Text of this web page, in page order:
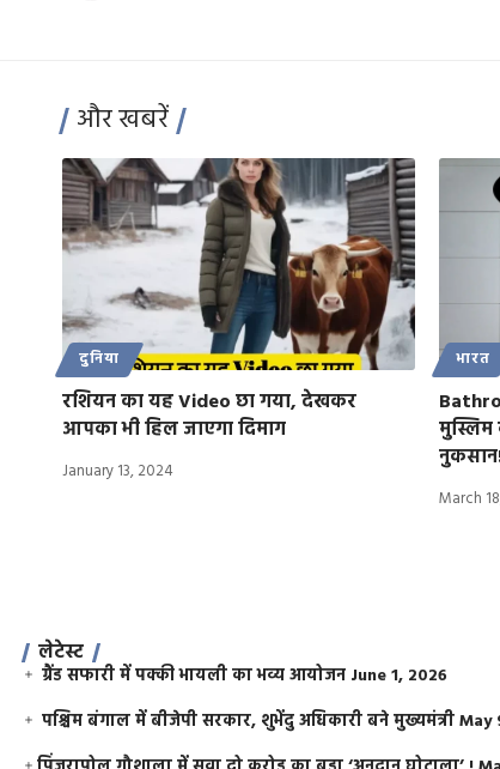
और खबरें
दुनिया
रशियन का यह Video छा गया, देखकर
आपका भी हिल जाएगा दिमाग
January 13, 2024
भारत
मुस्लिम
March
लेटेस्ट
ग्रैंड सफारी में पक्की भायली का भव्य आयोजन June 1, 2026
पश्चिम बंगाल में बीजेपी सरकार, शुभेंदु अधिकारी बने मुख्यमंत्रीMay